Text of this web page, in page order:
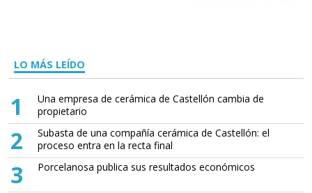
LO MÁS LEÍDO
1
Una empresa de cerámica de Castellón cambia de
propietario
2
Subasta de una compañía cerámica de Castellón: el
proceso entra en la recta final
3 Porcelanosa publica sus resultados económicos